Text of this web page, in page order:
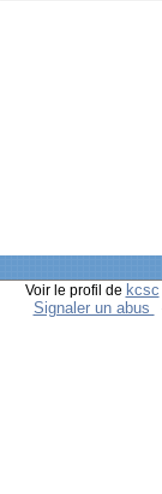
Voir le profil de kcsc
Signaler un abus